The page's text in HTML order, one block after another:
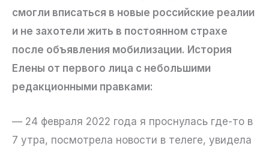
смогли вписаться в новые российские реалии
и не захотели жить в постоянном страхе
после объявления мобилизации. История
Елены от первого лица с небольшими
редакционными правками:
— 24 февраля 2022 года я проснулась где-то в
7 утра, посмотрела новости в телеге, увидела